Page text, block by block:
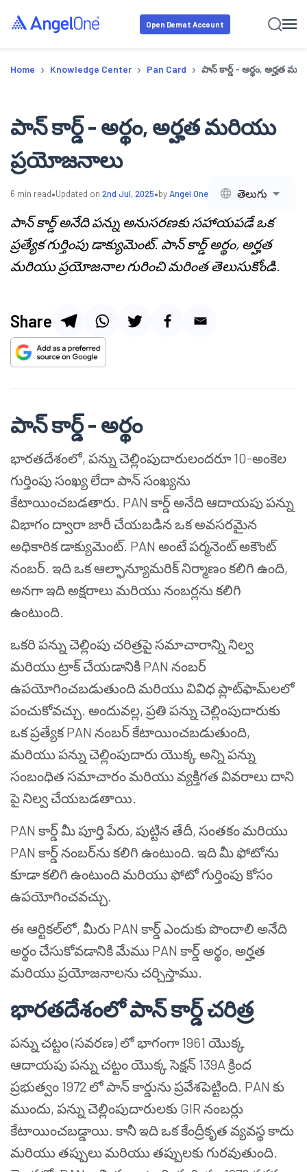
Open Demat Account
Home › Knowledge Center › Pan Card › పాన్ కార్డ్ - అర్థం, అర్హత
పాన్ కార్డ్ - అర్థం, అర్హత మరియు
ప్రయోజనాలు
6 min read•Updated on 2nd Jul, 2025•byAngel One తెలుగు
పాన్ కార్డ్ అనేది పన్ను అనుసరణకు సహాయపడే ఒక
ప్రత్యేక గుర్తింపు డాక్యుమెంట్. పాన్ కార్డ్ అర్థం, అర్హత
మరియు ప్రయోజనాల గురించి మరింత తెలుసుకోండి.
Share
పాన్ కార్డ్ - అర్థం
భారతదేశంలో, పన్ను చెల్లింపుదారులందరూ 10-అంకెల
గుర్తింపు సంఖ్య లేదా పాన్ సంఖ్యను
కేటాయించబడతారు. PAN కార్డ్ అనేది ఆదాయపు పన్ను
విభాగం ద్వారా జారీ చేయబడిన ఒక అవసరమైన
అధికారిక డాక్యుమెంట్. PAN అంటే పర్మనెంట్ అకౌంట్
నంబర్. ఇది ఒక ఆల్ఫాన్యూమరిక్ నిర్మాణం కలిగి ఉంది,
అనగా ఇది అక్షరాలు మరియు నంబర్లను కలిగి
ఉంటుంది.
ఒకరి పన్ను చెల్లింపు చరిత్రపై సమాచారాన్ని నిల్వ
మరియు ట్రాక్ చేయడానికి PAN నంబర్
ఉపయోగించబడుతుంది మరియు వివిధ ప్లాట్‌ఫామ్‌లలో
పంచుకోవచ్చు. అందువల్ల, ప్రతి పన్ను చెల్లింపుదారుకు
ఒక ప్రత్యేక PAN నంబర్ కేటాయించబడుతుంది,
మరియు పన్ను చెల్లింపుదారు యొక్క అన్ని పన్ను
సంబంధిత సమాచారం మరియు వ్యక్తిగత వివరాలు దాని
పై నిల్వ చేయబడతాయి.
PAN కార్డ్ మీ పూర్తి పేరు, పుట్టిన తేదీ, సంతకం మరియు
PAN కార్డ్ నంబర్‌ను కలిగి ఉంటుంది. ఇది మీ ఫోటోను
కూడా కలిగి ఉంటుంది మరియు ఫోటో గుర్తింపు కోసం
ఉపయోగించవచ్చు.
ఈ ఆర్టికల్‌లో, మీరు PAN కార్డ్ ఎందుకు పొందాలి అనేది
అర్థం చేసుకోవడానికి మేము PAN కార్డ్ అర్థం, అర్హత
మరియు ప్రయోజనాలను చర్చిస్తాము.
భారతదేశంలో పాన్ కార్డ్ చరిత్ర
పన్ను చట్టం (సవరణ) లో భాగంగా 1961 యొక్క
ఆదాయపు పన్ను చట్టం యొక్క సెక్షన్ 139A క్రింద
ప్రభుత్వం 1972 లో పాన్ కార్డును ప్రవేశపెట్టింది. PAN కు
ముందు, పన్ను చెల్లింపుదారులకు GIR నంబర్లు
కేటాయించబడ్డాయి. కానీ ఇది ఒక కేంద్రీకృత వ్యవస్థ కాదు
మరియు తప్పులు మరియు తప్పులకు గురవుతుంది.